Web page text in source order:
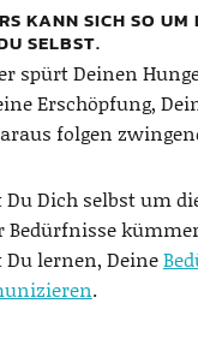
KANN SICH SO UM
SELBST.
spürt Deinen
Erschöpfung,
folgen
Du Dich selbst um
Bedürfnisse
Du lernen, Deine
.